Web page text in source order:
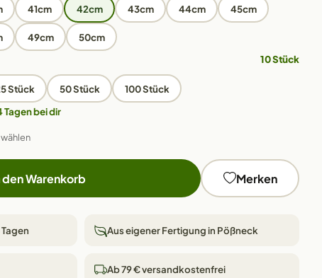
41cm 42cm 43cm 44cm 45cm
49cm 50cm
10 Stück
Stück 50 Stück
100 Stück
bei dir
den Warenkorb Merken
Aus eigener Fertigung in Pößneck
Ab 79 € versandkostenfrei